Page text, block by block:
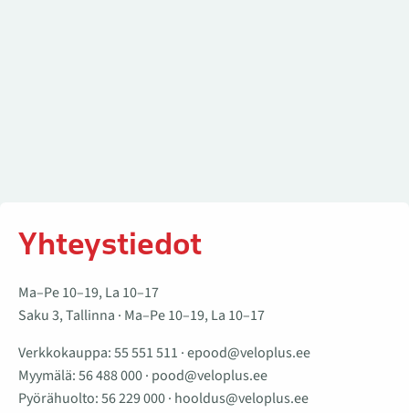
Yhteystiedot
Ma–Pe 10–19, La 10–17
Saku 3, Tallinna · Ma–Pe 10–19, La 10–17
Verkkokauppa:55 551 511 ·epood@veloplus.ee
Myymälä:56 488 000· pood@veloplus.ee
Pyörähuolto:56 229 000· hooldus@veloplus.ee